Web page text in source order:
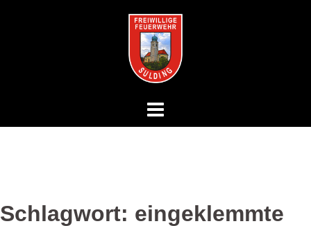
Schlagwort: eingeklemmte